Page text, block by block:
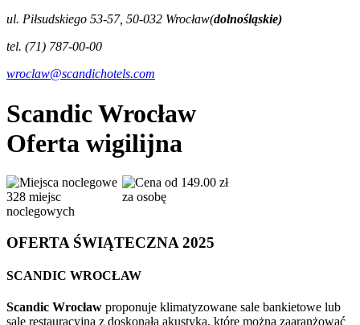
ul. Piłsudskiego 53-57, 50-032 Wrocław(dolnośląskie)
tel. (71) 787-00-00
wroclaw@scandichotels.com
Scandic Wrocław
Oferta wigilijna
328 miejsc
noclegowych
od 149.00 zł
za osobę
OFERTA ŚWIĄTECZNA 2025
SCANDIC WROCŁAW
Scandic Wrocław proponuje klimatyzowane sale bankietowe lub
salę restauracyjną z doskonałą akustyką, które można zaaranżować